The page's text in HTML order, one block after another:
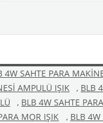
4W SAHTE PARA
AMPULÜ IŞIK , BLB
, BLB 4W SAHTE
MOR IŞIK , BLB 4W